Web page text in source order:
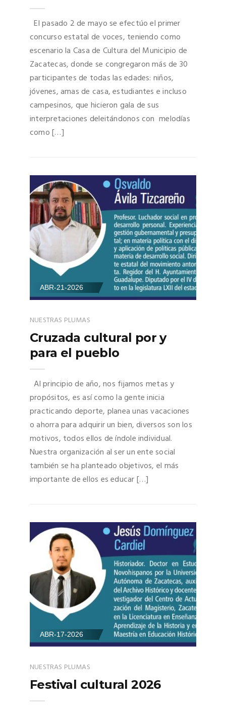
El pasado 2 de mayo se efectúo el primer
concurso estatal de voces, teniendo como
escenario la Casa de Cultura del Municipio de
Zacatecas, donde se congregaron más de 30
participantes de todas las edades: niños,
jóvenes, amas de casa, estudiantes e incluso
campesinos, que hicieron gala de sus
interpretaciones deleitándonos con melodías
como […]
ABR-21-2026
NUESTRAS PLUMAS
Cruzada cultural por y
para el pueblo
Al principio de año, nos fijamos metas y
propósitos, es así como la gente inicia
practicando deporte, planea unas vacaciones
o ahorra para adquirir un bien, diversos son los
motivos, todos ellos de índole individual.
Nuestra organización al ser un ente social
también se ha planteado objetivos, el más
importante de ellos es educar […]
ABR-17-2026
NUESTRAS PLUMAS
Festival cultural 2026